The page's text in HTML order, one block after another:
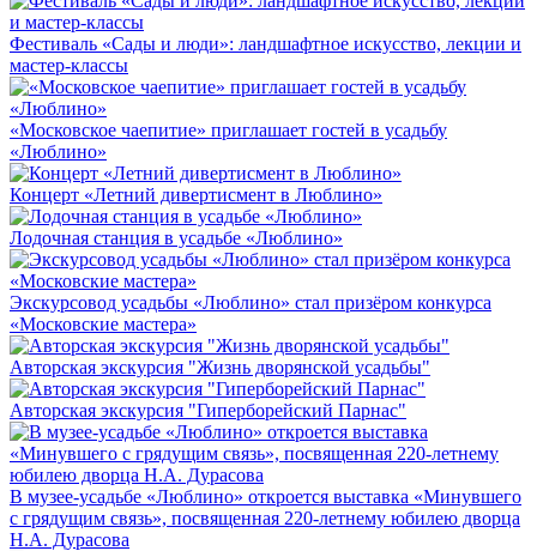
Фестиваль «Сады и люди»: ландшафтное искусство, лекции и
мастер-классы
«Московское чаепитие» приглашает гостей в усадьбу
«Люблино»
Концерт «Летний дивертисмент в Люблино»
Лодочная станция в усадьбе «Люблино»
Экскурсовод усадьбы «Люблино» стал призёром конкурса
«Московские мастера»
Авторская экскурсия "Жизнь дворянской усадьбы"
Авторская экскурсия "Гиперборейский Парнас"
В музее-усадьбе «Люблино» откроется выставка «Минувшего
с грядущим связь», посвященная 220-летнему юбилею дворца
Н.А. Дурасова